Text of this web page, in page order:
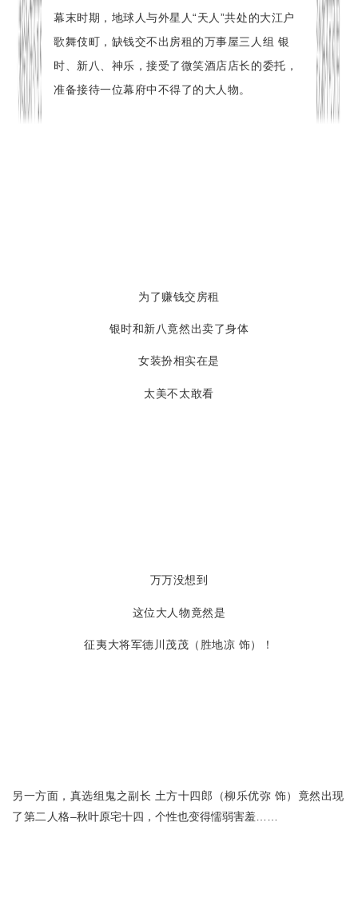
幕末时期，地球人与外星人“天人”共处的大江户
歌舞伎町，缺钱交不出房租的万事屋三人组 银
时、新八、神乐，接受了微笑酒店店长的委托，
准备接待一位幕府中不得了的大人物。
为了赚钱交房租
银时和新八竟然出卖了身体
女装扮相实在是
太美不太敢看
万万没想到
这位大人物竟然是
征夷大将军德川茂茂（胜地凉 饰）！
另一方面，真选组鬼之副长 土方十四郎（柳乐优弥 饰）竟然出现
了第二人格–秋叶原宅十四，个性也变得懦弱害羞……